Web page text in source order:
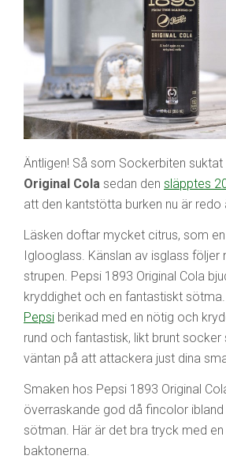
Äntligen! Så som Sockerbiten
Original Cola sedan den släpptes
att den kantstötta burken nu är redo
Läsken doftar mycket citrus, som
Iglooglass. Känslan av isglass följer
strupen. Pepsi 1893 Original Cola
kryddighet och en fantastiskt
Pepsi berikad med en nötig och
rund och fantastisk, likt brunt
väntan på att attackera just dina
Smaken hos Pepsi 1893 Original
överraskande god då fincolor
sötman. Här är det bra tryck med
baktonerna.